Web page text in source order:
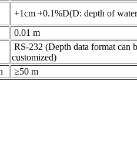
+1cm +0.1%D(D: depth of
0.01 m
RS-232 (Depth data format can
customized)
≥50 m